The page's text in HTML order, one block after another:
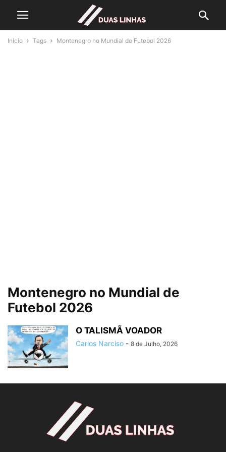
Início Tags Montenegro no Mundial de Futebol 2026
Montenegro no Mundial de
Futebol 2026
O TALISMÃ VOADOR
Carlos Narciso - 8 de Julho, 2026